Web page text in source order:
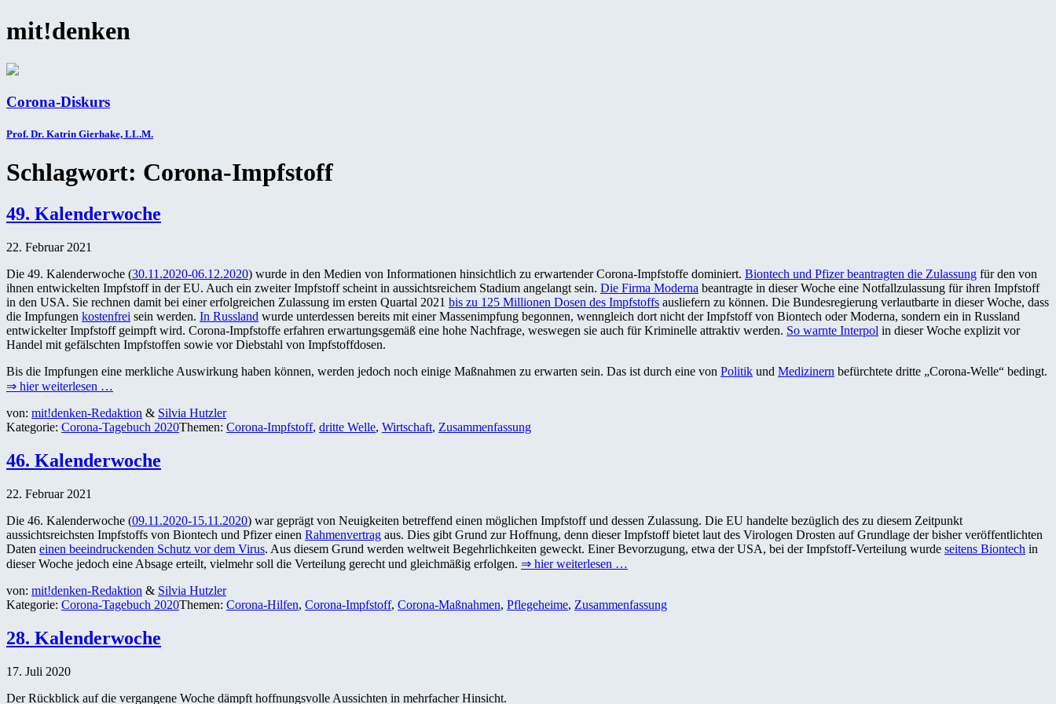
mit!denken
Corona-Diskurs
Prof. Dr. Katrin Gierhake, LL.M.
Schlagwort: Corona-Impfstoff
49. Kalenderwoche
22. Februar 2021
Die 49. Kalenderwoche (30.11.2020-06.12.2020) wurde in den Medien von Informationen hinsichtlich zu erwartender Corona-Impfstoffe dominiert. Biontech und Pfizer beantragten die Zulassung für den von
ihnen entwickelten Impfstoff in der EU. Auch ein zweiter Impfstoff scheint in aussichtsreichem Stadium angelangt sein. Die Firma Moderna beantragte in dieser Woche eine Notfallzulassung für ihren Impfstoff
in den USA. Sie rechnen damit bei einer erfolgreichen Zulassung im ersten Quartal 2021 bis zu 125 Millionen Dosen des Impfstoffs ausliefern zu können. Die Bundesregierung verlautbarte in dieser Woche, dass
die Impfungen kostenfrei sein werden. In Russland wurde unterdessen bereits mit einer Massenimpfung begonnen, wenngleich dort nicht der Impfstoff von Biontech oder Moderna, sondern ein in Russland
entwickelter Impfstoff geimpft wird. Corona-Impfstoffe erfahren erwartungsgemäß eine hohe Nachfrage, weswegen sie auch für Kriminelle attraktiv werden. So warnte Interpol in dieser Woche explizit vor
Handel mit gefälschten Impfstoffen sowie vor Diebstahl von Impfstoffdosen.
Bis die Impfungen eine merkliche Auswirkung haben können, werden jedoch noch einige Maßnahmen zu erwarten sein. Das ist durch eine von Politik und Medizinern befürchtete dritte „Corona-Welle“ bedingt.
⇒ hier weiterlesen …
von: mit!denken-Redaktion & Silvia Hutzler
Kategorie: Corona-Tagebuch 2020Themen: Corona-Impfstoff, dritte Welle, Wirtschaft, Zusammenfassung
46. Kalenderwoche
22. Februar 2021
Die 46. Kalenderwoche (09.11.2020-15.11.2020) war geprägt von Neuigkeiten betreffend einen möglichen Impfstoff und dessen Zulassung. Die EU handelte bezüglich des zu diesem Zeitpunkt
aussichtsreichsten Impfstoffs von Biontech und Pfizer einen Rahmenvertrag aus. Dies gibt Grund zur Hoffnung, denn dieser Impfstoff bietet laut des Virologen Drosten auf Grundlage der bisher veröffentlichten
Daten einen beeindruckenden Schutz vor dem Virus. Aus diesem Grund werden weltweit Begehrlichkeiten geweckt. Einer Bevorzugung, etwa der USA, bei der Impfstoff-Verteilung wurde seitens Biontech in
dieser Woche jedoch eine Absage erteilt, vielmehr soll die Verteilung gerecht und gleichmäßig erfolgen. ⇒ hier weiterlesen …
von: mit!denken-Redaktion & Silvia Hutzler
Kategorie: Corona-Tagebuch 2020Themen: Corona-Hilfen, Corona-Impfstoff, Corona-Maßnahmen, Pflegeheime, Zusammenfassung
28. Kalenderwoche
17. Juli 2020
Der Rückblick auf die vergangene Woche dämpft hoffnungsvolle Aussichten in mehrfacher Hinsicht.